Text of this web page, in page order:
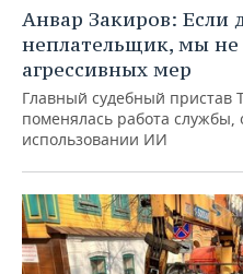
Анвар Закиров: Если
неплательщик, мы
агрессивных мер
Главный судебный пристав
поменялась работа службы,
использовании ИИ